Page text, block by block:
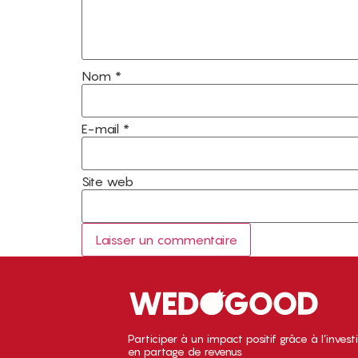
Nom *
E-mail *
Site web
Participer à un impact positif grâce à
en partage de revenus